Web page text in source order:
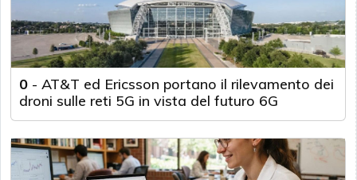
0 - AT&T ed Ericsson portano il rilevamento dei
droni sulle reti 5G in vista del futuro 6G